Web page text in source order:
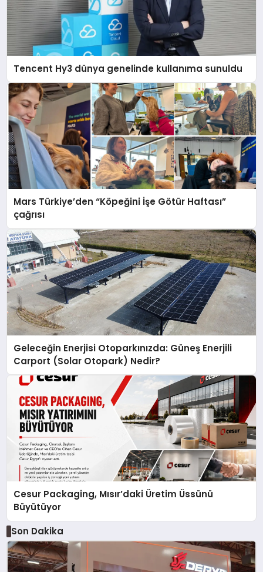
Tencent Hy3 dünya genelinde kullanıma sunuldu
Mars Türkiye’den “Köpeğini İşe Götür Haftası”
çağrısı
Geleceğin Enerjisi Otoparkınızda: Güneş Enerjili
Carport (Solar Otopark) Nedir?
Cesur Packaging, Mısır’daki Üretim Üssünü
Büyütüyor
Son Dakika